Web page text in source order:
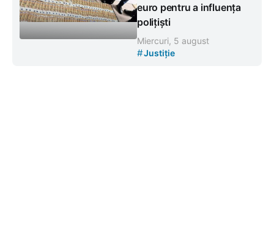
euro pentru a influența
polițiști
Miercuri, 5 august
#Justiție